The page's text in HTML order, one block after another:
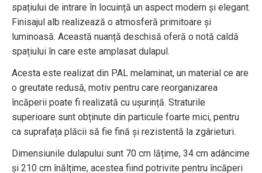
spațiului de intrare în locuință un aspect modern și elegant.
Finisajul alb realizează o atmosferă primitoare și
luminoasă. Această nuanță deschisă oferă o notă caldă
spațiului în care este amplasat dulapul.
Acesta este realizat din PAL melaminat, un material ce are
o greutate redusă, motiv pentru care reorganizarea
încăperii poate fi realizată cu ușurință. Straturile
superioare sunt obținute din particule foarte mici, pentru
ca suprafața plăcii să fie fină și rezistentă la zgârieturi.
Dimensiunile dulapului sunt 70 cm lățime, 34 cm adâncime
și 210 cm înălțime, acestea fiind potrivite pentru încăperi